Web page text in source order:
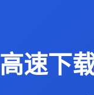
高速下